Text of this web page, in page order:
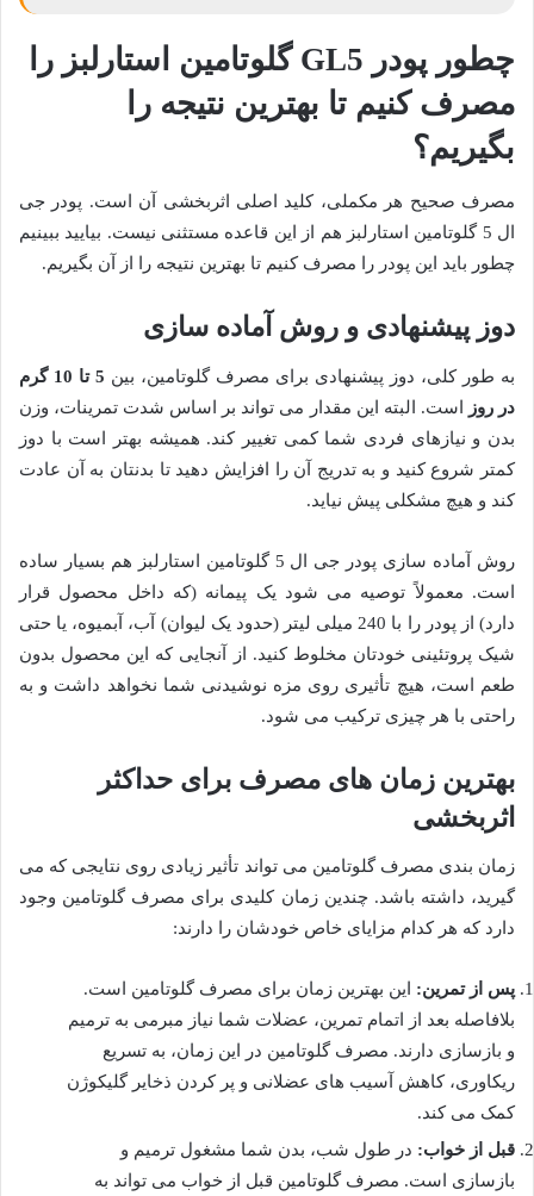
چطور پودر GL5 گلوتامین استارلبز را
مصرف کنیم تا بهترین نتیجه را
بگیریم؟
مصرف صحیح هر مکملی، کلید اصلی اثربخشی آن است. پودر جی
ال 5 گلوتامین استارلبز هم از این قاعده مستثنی نیست. بیایید ببینیم
چطور باید این پودر را مصرف کنیم تا بهترین نتیجه را از آن بگیریم.
دوز پیشنهادی و روش آماده سازی
به طور کلی، دوز پیشنهادی برای مصرف گلوتامین، بین
5 تا 10 گرم
در روز است. البته این مقدار می تواند بر اساس شدت تمرینات، وزن
بدن و نیازهای فردی شما کمی تغییر کند. همیشه بهتر است با دوز
کمتر شروع کنید و به تدریج آن را افزایش دهید تا بدنتان به آن عادت
کند و هیچ مشکلی پیش نیاید.
روش آماده سازی پودر جی ال 5 گلوتامین استارلبز هم بسیار ساده
است. معمولاً توصیه می شود یک پیمانه (که داخل محصول قرار
دارد) از پودر را با 240 میلی لیتر (حدود یک لیوان) آب، آبمیوه، یا حتی
شیک پروتئینی خودتان مخلوط کنید. از آنجایی که این محصول بدون
طعم است، هیچ تأثیری روی مزه نوشیدنی شما نخواهد داشت و به
راحتی با هر چیزی ترکیب می شود.
بهترین زمان های مصرف برای حداکثر
اثربخشی
زمان بندی مصرف گلوتامین می تواند تأثیر زیادی روی نتایجی که می
گیرید، داشته باشد. چندین زمان کلیدی برای مصرف گلوتامین وجود
دارد که هر کدام مزایای خاص خودشان را دارند:
پس از تمرین: این بهترین زمان برای مصرف گلوتامین است.
بلافاصله بعد از اتمام تمرین، عضلات شما نیاز مبرمی به ترمیم
و بازسازی دارند. مصرف گلوتامین در این زمان، به تسریع
ریکاوری، کاهش آسیب های عضلانی و پر کردن ذخایر گلیکوژن
کمک می کند.
قبل از خواب: در طول شب، بدن شما مشغول ترمیم و
بازسازی است. مصرف گلوتامین قبل از خواب می تواند به